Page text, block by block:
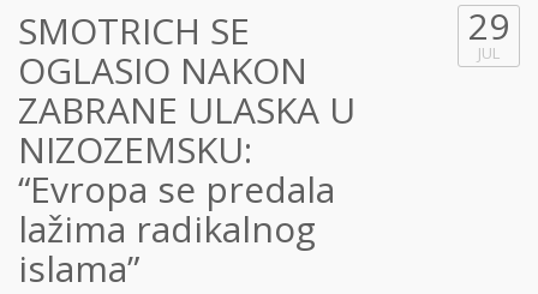
SMOTRICH SE
OGLASIO NAKON
ZABRANE ULASKA U
NIZOZEMSKU:
“Evropa se predala
lažima radikalnog
islama”
29
JUL